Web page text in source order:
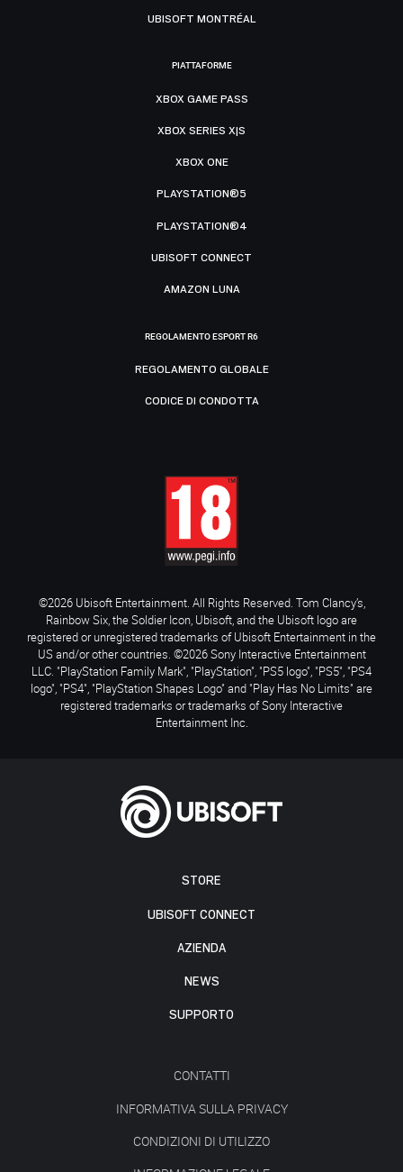
STORE
UBISOFT CONNECT
AZIENDA
NEWS
SUPPORTO
CONTATTI
INFORMATIVA SULLA PRIVACY
CONDIZIONI DI UTILIZZO
UBISOFT MONTRÉAL
PIATTAFORME
XBOX GAME PASS
XBOX SERIES X|S
XBOX ONE
PLAYSTATION®5
PLAYSTATION®4
UBISOFT CONNECT
AMAZON LUNA
REGOLAMENTO ESPORT R6
REGOLAMENTO GLOBALE
CODICE DI CONDOTTA
©2026 Ubisoft Entertainment. All Rights Reserved. Tom Clancy’s,
Rainbow Six, the Soldier Icon, Ubisoft, and the Ubisoft logo are
registered or unregistered trademarks of Ubisoft Entertainment in the
US and/or other countries. ©2026 Sony Interactive Entertainment
LLC. "PlayStation Family Mark", "PlayStation", "PS5 logo", "PS5", "PS4
logo", "PS4", "PlayStation Shapes Logo" and "Play Has No Limits" are
registered trademarks or trademarks of Sony Interactive
Entertainment Inc.